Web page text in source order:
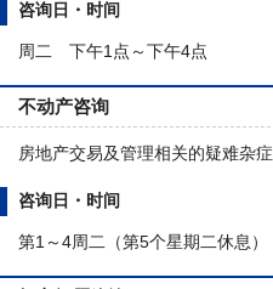
咨询日・时间
周二 下午1点～下午4点
不动产咨询
房地产交易及管理相关的疑难杂症
咨询日・时间
第1～4周二（第5个星期二休息）